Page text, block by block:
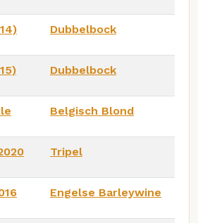
Dubbelbock
Dubbelbock
Belgisch Blond
Tripel
Engelse Barleywine